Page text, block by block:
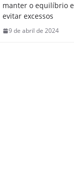
manter o equilíbrio e
evitar excessos
9 de abril de 2024